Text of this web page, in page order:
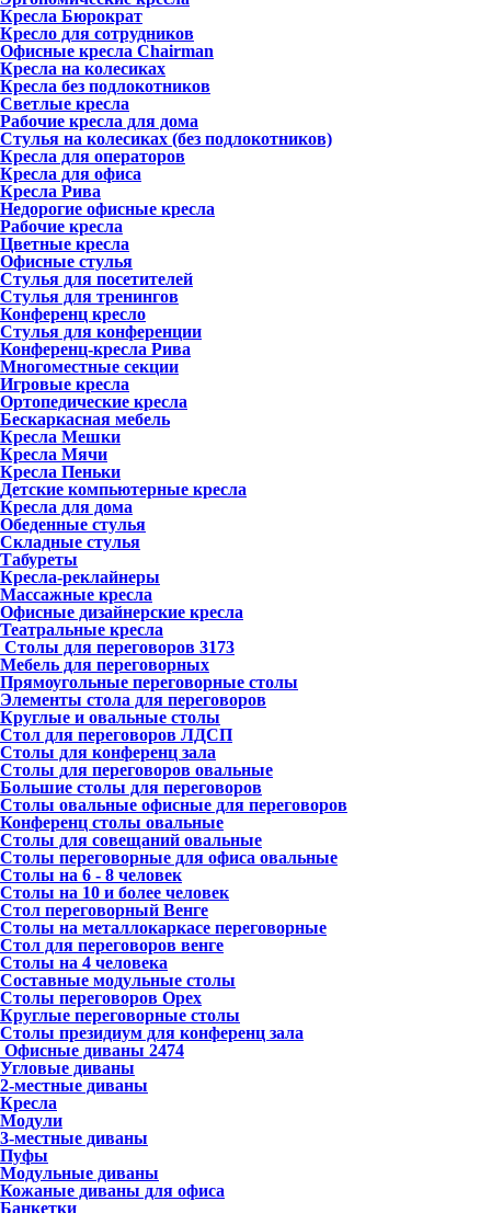
Кресла Бюрократ
Кресло для сотрудников
Офисные кресла Chairman
Кресла на колесиках
Кресла без подлокотников
Светлые кресла
Рабочие кресла для дома
Стулья на колесиках (без подлокотников)
Кресла для операторов
Кресла для офиса
Кресла Рива
Недорогие офисные кресла
Рабочие кресла
Цветные кресла
Офисные стулья
Стулья для посетителей
Стулья для тренингов
Конференц кресло
Стулья для конференции
Конференц-кресла Рива
Многоместные секции
Игровые кресла
Ортопедические кресла
Бескаркасная мебель
Кресла Мешки
Кресла Мячи
Кресла Пеньки
Детские компьютерные кресла
Кресла для дома
Обеденные стулья
Складные стулья
Табуреты
Кресла-реклайнеры
Массажные кресла
Офисные дизайнерские кресла
Театральные кресла
Столы для переговоров 3173
Мебель для переговорных
Прямоугольные переговорные столы
Элементы стола для переговоров
Круглые и овальные столы
Стол для переговоров ЛДСП
Столы для конференц зала
Столы для переговоров овальные
Большие столы для переговоров
Столы овальные офисные для переговоров
Конференц столы овальные
Столы для совещаний овальные
Столы переговорные для офиса овальные
Столы на 6 - 8 человек
Столы на 10 и более человек
Стол переговорный Венге
Столы на металлокаркасе переговорные
Стол для переговоров венге
Столы на 4 человека
Составные модульные столы
Столы переговоров Орех
Круглые переговорные столы
Столы президиум для конференц зала
Офисные диваны 2474
Угловые диваны
2-местные диваны
Кресла
Модули
3-местные диваны
Пуфы
Модульные диваны
Кожаные диваны для офиса
Банкетки